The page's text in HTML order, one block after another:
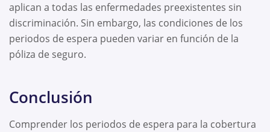
aplican a todas las enfermedades preexistentes sin
discriminación. Sin embargo, las condiciones de los
periodos de espera pueden variar en función de la
póliza de seguro.
Conclusión
Comprender los periodos de espera para la cobertura